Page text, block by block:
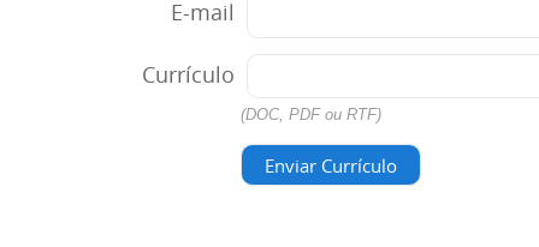
E-mail
Currículo
(DOC, PDF ou RTF)